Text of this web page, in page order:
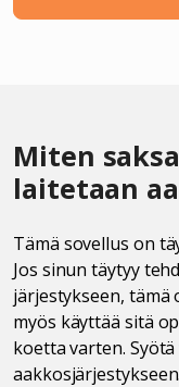
Miten
laitetaan
Tämä sovellus on
Jos sinun täytyy
järjestykseen, tämä
myös käyttää sitä
koetta varten.